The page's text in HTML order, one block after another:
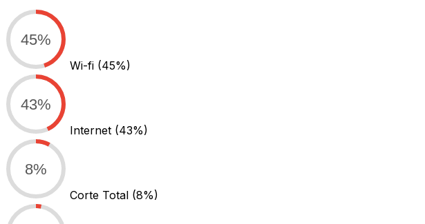
45%
Wi-fi (45%)
43%
Internet (43%)
8%
Corte Total (8%)